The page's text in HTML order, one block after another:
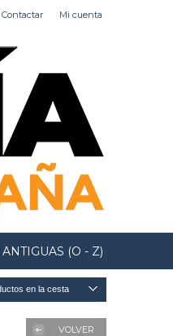
Contactar Mi cuenta
ANTIGUAS (O - Z)
en la cesta
VOLVER